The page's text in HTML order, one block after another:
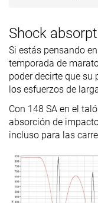
Shock
Si estás pensando
temporada de
poder decirte que su
los esfuerzos de
Con 148 SA en el
absorción de
incluso para las